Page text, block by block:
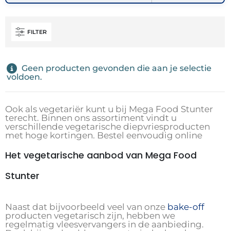
FILTER
Geen producten gevonden die aan je selectie
voldoen.
Ook als vegetariër kunt u bij Mega Food Stunter
terecht. Binnen ons assortiment vindt u
verschillende vegetarische diepvriesproducten
met hoge kortingen. Bestel eenvoudig online
Het vegetarische aanbod van Mega Food
Stunter
Naast dat bijvoorbeeld veel van onze bake-off
producten vegetarisch zijn, hebben we
regelmatig vleesvervangers in de aanbieding.